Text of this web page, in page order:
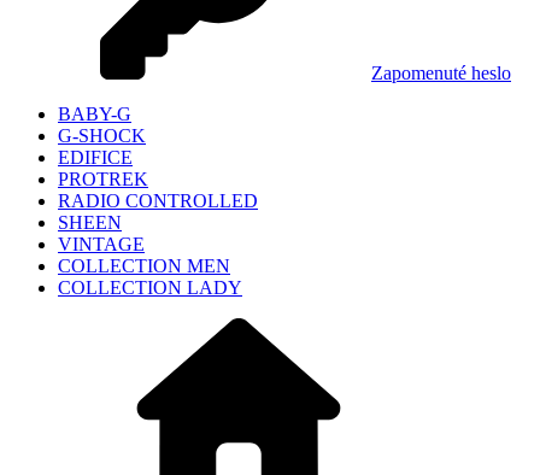
Zapomenuté heslo
BABY-G
G-SHOCK
EDIFICE
PROTREK
RADIO CONTROLLED
SHEEN
VINTAGE
COLLECTION MEN
COLLECTION LADY